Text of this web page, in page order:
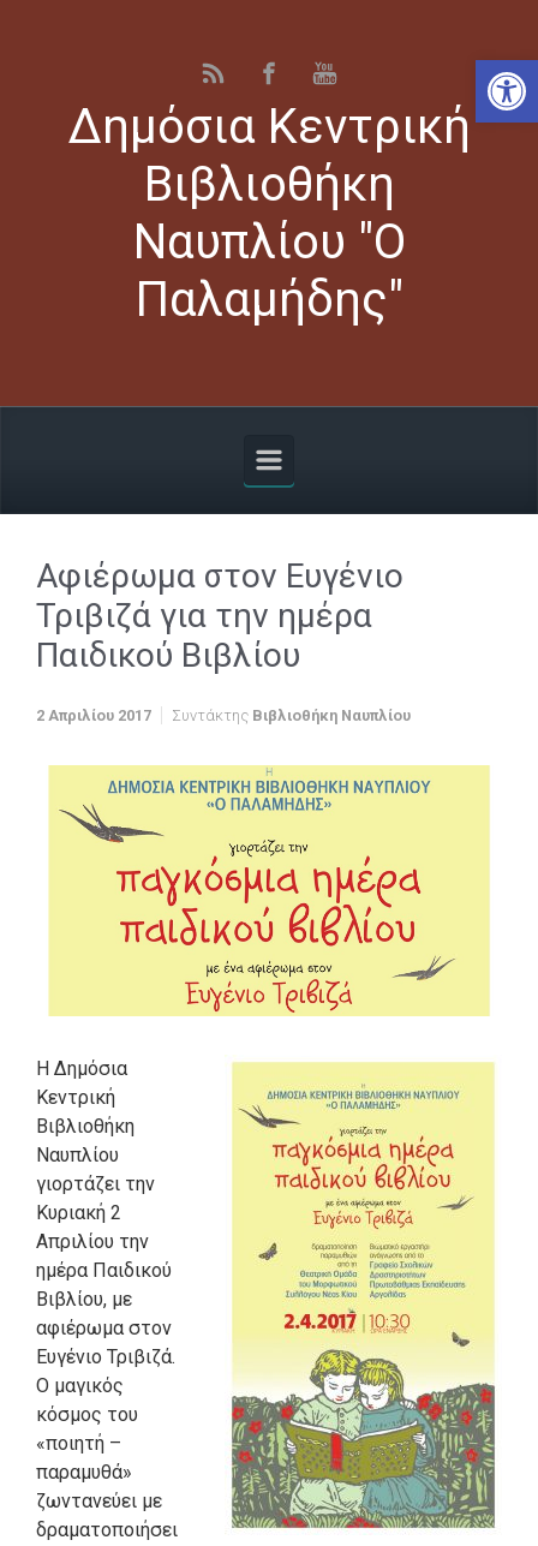
Δημόσια Κεντρική
Βιβλιοθήκη
Ναυπλίου "Ο
Παλαμήδης"
Αφιέρωμα στον Ευγένιο
Τριβιζά για την ημέρα
Παιδικού Βιβλίου
2 Απριλίου 2017 Συντάκτης Βιβλιοθήκη Ναυπλίου
Η Δημόσια
Κεντρική
Βιβλιοθήκη
Ναυπλίου
γιορτάζει την
Κυριακή 2
Απριλίου την
ημέρα Παιδικού
Βιβλίου, με
αφιέρωμα στον
Ευγένιο Τριβιζά.
Ο μαγικός
κόσμος του
«ποιητή –
παραμυθά»
ζωντανεύει με
δραματοποιήσει